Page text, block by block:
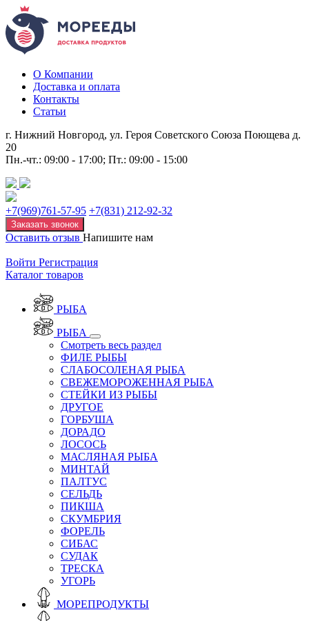
О Компании
Доставка и оплата
Контакты
Статьи
г. Нижний Новгород, ул. Героя Советского Союза Поющева д.
20
Пн.-чт.: 09:00 - 17:00; Пт.: 09:00 - 15:00
+7(969)761-57-95 +7(831) 212-92-32
Заказать звонок
Оставить отзыв Напишите нам
Войти Регистрация
Каталог товаров
РЫБА
РЫБА
Смотреть весь раздел
ФИЛЕ РЫБЫ
СЛАБОСОЛЕНАЯ РЫБА
СВЕЖЕМОРОЖЕННАЯ РЫБА
СТЕЙКИ ИЗ РЫБЫ
ДРУГОЕ
ГОРБУША
ДОРАДО
ЛОСОСЬ
МАСЛЯНАЯ РЫБА
МИНТАЙ
ПАЛТУС
СЕЛЬДЬ
ПИКША
СКУМБРИЯ
ФОРЕЛЬ
СИБАС
СУДАК
ТРЕСКА
УГОРЬ
МОРЕПРОДУКТЫ